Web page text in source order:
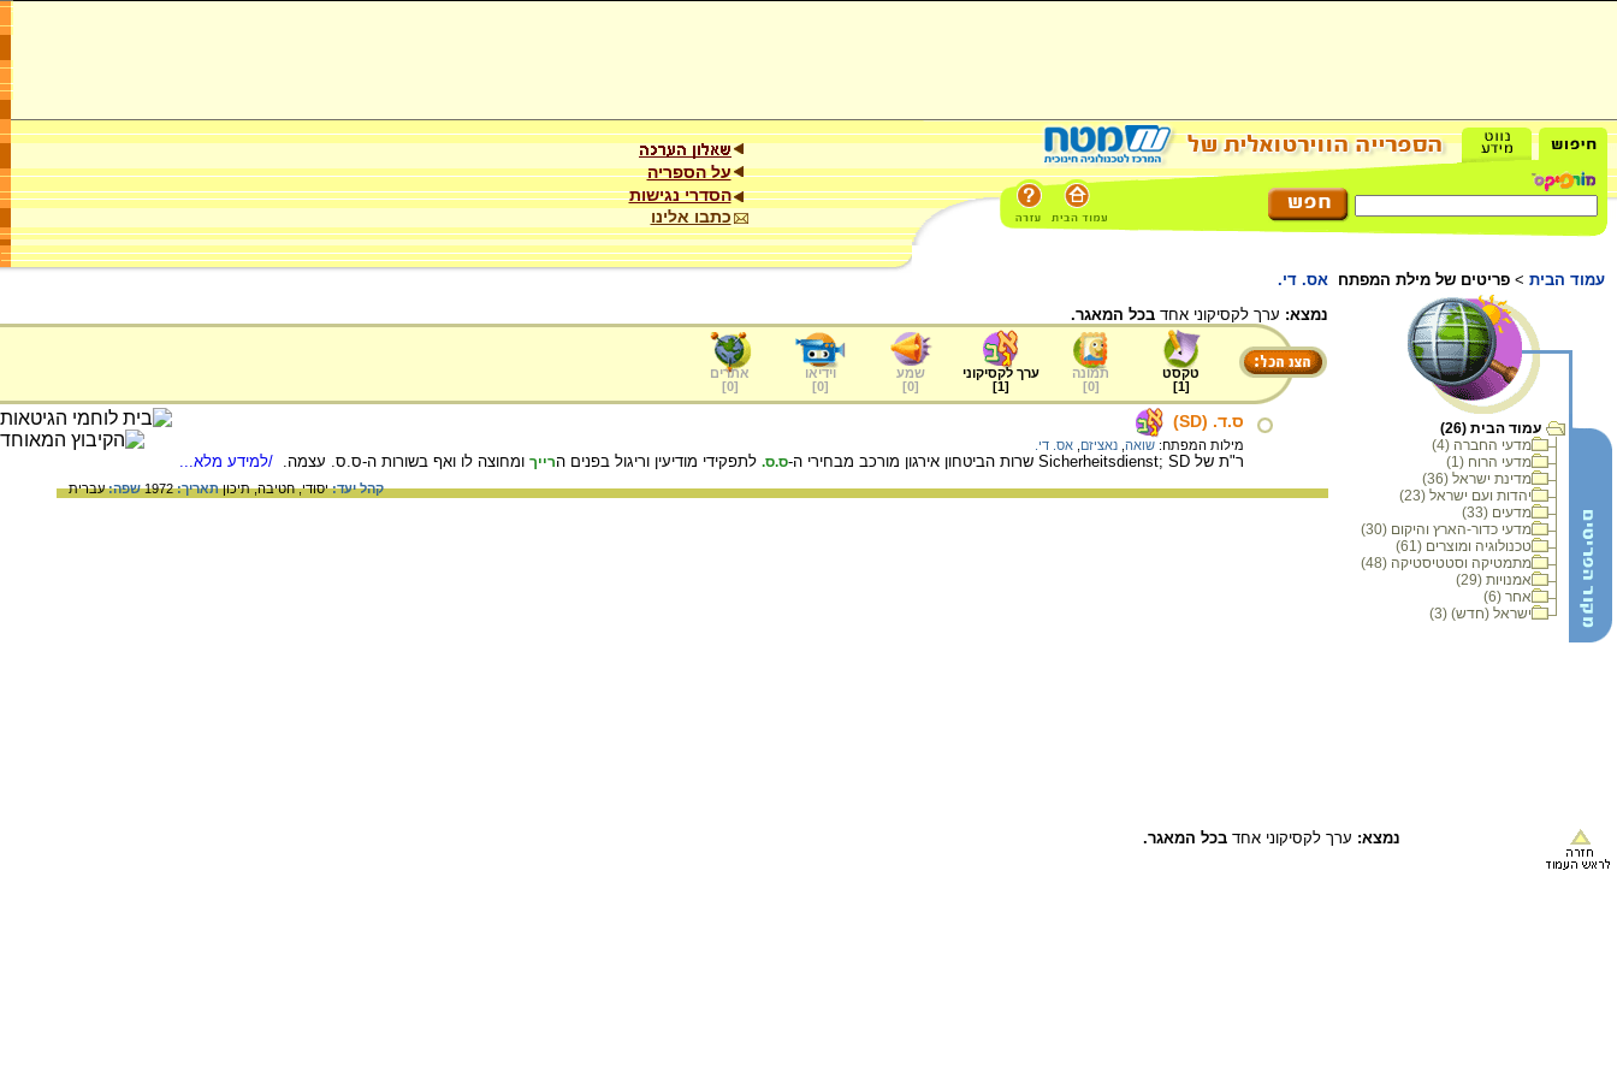
על הספריה
הסדרי נגישות
כתבו אלינו
עמוד הבית > פריטים של מילת המפתח אס. די.
עמוד הבית (26)
מדעי החברה (4)
מדעי הרוח (1)
מדינת ישראל (36)
יהדות ועם ישראל (23)
מדעים (33)
מדעי כדור-הארץ והיקום (30)
טכנולוגיה ומוצרים (61)
מתמטיקה וסטטיסטיקה (48)
אמנויות (29)
אחר (6)
ישראל (חדש) (3)
נמצא: ערך לקסיקוני אחד בכל המאגר.
טקסט
[
1
]
תמונה
[
0
]
ערך לקסיקוני
[
1
]
שמע
[
0
]
וידיאו
[
0
]
אתרים
[
0
]
ס.ד. (SD)
מילות המפתח: שואה נאציזם אס. די.
ר"ת של Sicherheitsdienst; SD שרות הביטחון אירגון מורכב מבחירי ה- ס.ס. לתפקידי מודיעין וריגול בפנים הרייך ומחוצה לו ואף בשורות ה-ס.ס. עצמה. /למידע מלא...
קהל יעד:יסודי,חטיבה,תיכוןתאריך:1972 שפה:עברית
נמצא: ערך לקסיקוני אחד בכל המאגר.